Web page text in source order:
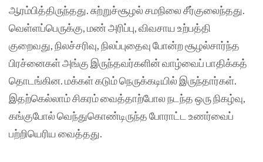
ஆரம்பித்திருந்தது. சுற்றுச்சூழல் சமநிலை சீர்குலைந்தது.
வெள்ளப்பெருக்கு, மண் அரிப்பு, விவசாய உற்பத்தி
குறைவது, நிலச்சரிவு, நிலப்புதைவு போன்ற சூழல்சார்ந்த
பிரச்னைகள் அங்கு இருந்தவர்களின் வாழ்வைப் பாதிக்கத்
தொடங்கின. மக்கள் கடும் நெருக்கடியில் இருந்தார்கள்.
இதற்கெல்லாம் சிகரம் வைத்தாற்போல நடந்த ஒரு நிகழ்வு,
கங்குபோல் வெந்துகொண்டிருந்த போராட்ட உணர்வைப்
பற்றியெரிய வைத்தது.